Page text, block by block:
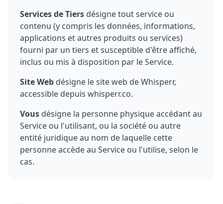
Services de Tiers désigne tout service ou
contenu (y compris les données, informations,
applications et autres produits ou services)
fourni par un tiers et susceptible d'être affiché,
inclus ou mis à disposition par le Service.
Site Web désigne le site web de Whisperr,
accessible depuis whisperr.co.
Vous désigne la personne physique accédant au
Service ou l'utilisant, ou la société ou autre
entité juridique au nom de laquelle cette
personne accède au Service ou l'utilise, selon le
cas.